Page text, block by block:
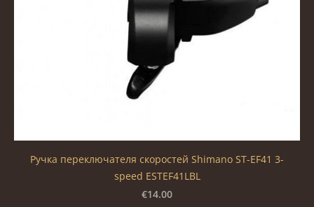
Ручка переключателя скоростей Shimano ST-EF41 3-
speed ESTEF41LBL
€14.00